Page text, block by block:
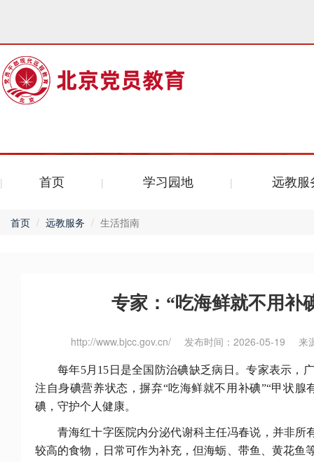
首页 学习园地 远教服
首页 远教服务 生活指南
专家：“吃海鲜就不用补
http://www.bjcc.gov.cn/ 发布时间：2026-05-19 来
每年5月15日是全国防治碘缺乏病日。专家表示，
注自身碘营养状态，摒弃“吃海鲜就不用补碘”“甲状腺
碘，守护个人健康。
青海红十字医院内分泌代谢科主任冯春说，并非所
较高的食物，日常可作为补充，但海蛎、带鱼、黄花鱼